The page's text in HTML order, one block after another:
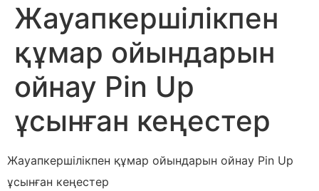
Жауапкершілікпен
құмар ойындарын
ойнау Pin Up
ұсынған кеңестер
Жауапкершілікпен құмар ойындарын ойнау Pin Up
ұсынған кеңестер